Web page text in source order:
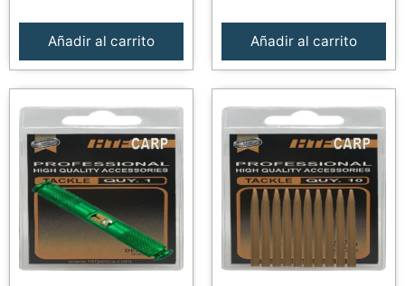
Añadir al carrito Añadir al carrito